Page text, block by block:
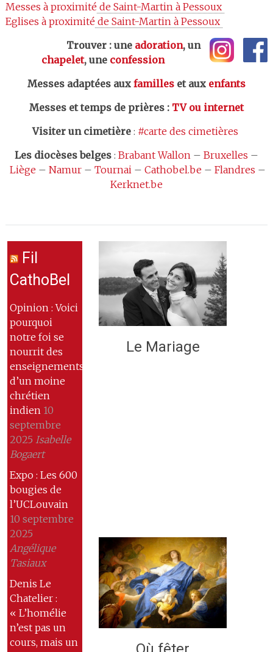
Messes à proximité de Saint-Martin à Pessoux
Eglises à proximité de Saint-Martin à Pessoux
Trouver : une adoration, un
chapelet, une confession
Messes adaptées aux familleset aux enfants
Messes et temps de prières: TV ou internet
Visiter un cimetière: #carte des cimetières
Les diocèses belges: Brabant Wallon– Bruxelles –
Liège – Namur– Tournai– Cathobel.be – Flandres –
Kerknet.be
Fil
CathoBel
Opinion : Voici
pourquoi
notre foi se
nourrit des
enseignements
d’un moine
chrétien
indien 10
septembre
2025 Isabelle
Bogaert
Expo : Les 600
bougies de
l’UCLouvain
10 septembre
2025
Angélique
Tasiaux
Denis Le
Chatelier :
« L’homélie
n’est pas un
cours, mais un
Le Mariage